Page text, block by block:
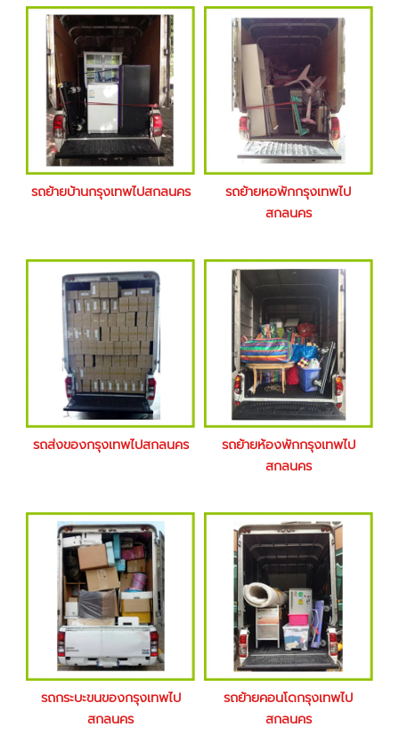
รถย้ายบ้านกรุงเทพไปสกลนคร
รถย้ายหอพักกรุงเทพไป
สกลนคร
รถส่งของกรุงเทพไปสกลนคร
รถย้ายห้องพักกรุงเทพไป
สกลนคร
รถกระบะขนของกรุงเทพไป
สกลนคร
รถย้ายคอนโดกรุงเทพไป
สกลนคร